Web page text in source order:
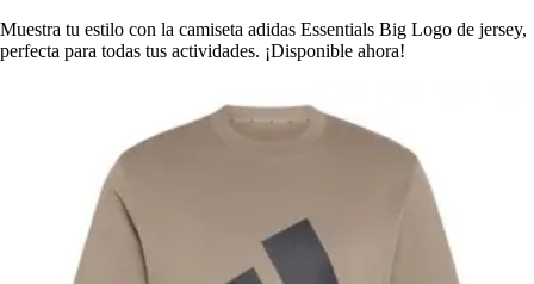
Muestra tu estilo con la camiseta adidas Essentials Big Logo de jersey,
perfecta para todas tus actividades. ¡Disponible ahora!